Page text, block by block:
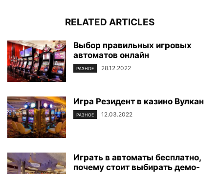
RELATED ARTICLES
Выбор правильных игровых
автоматов онлайн
РАЗНОЕ 28.12.2022
Игра Резидент в казино Вулкан
РАЗНОЕ 12.03.2022
Играть в автоматы бесплатно,
почему стоит выбирать демо-